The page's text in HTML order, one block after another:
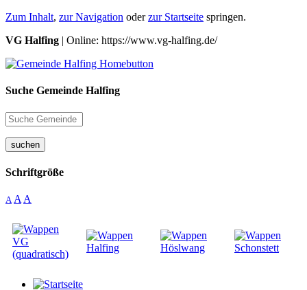
Zum Inhalt, zur Navigation oderzur Startseite springen.
VG Halfing | Online: https://www.vg-halfing.de/
Suche Gemeinde Halfing
suchen
Schriftgröße
A A A